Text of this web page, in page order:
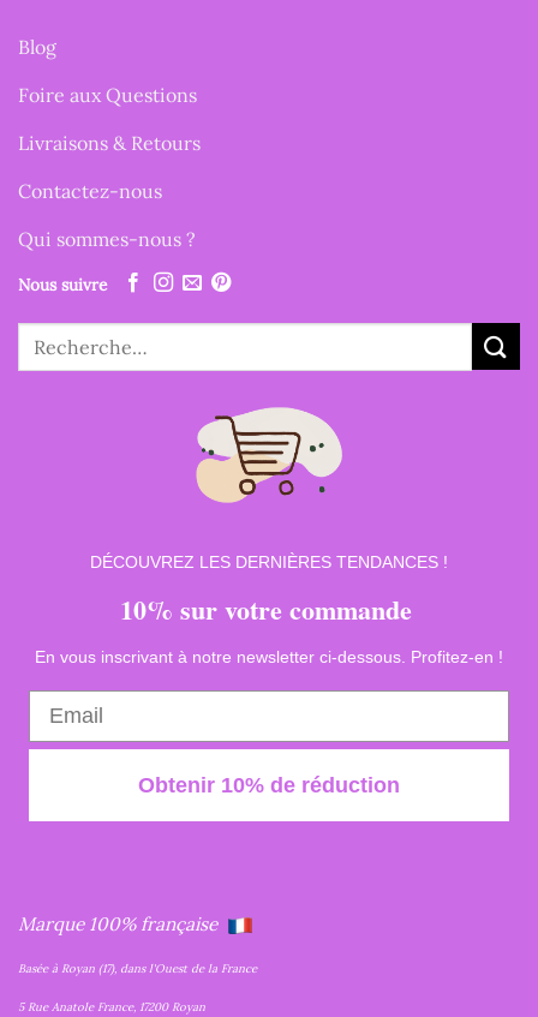
Blog
Foire aux Questions
Livraisons & Retours
Contactez-nous
Qui sommes-nous ?
Nous suivre
Recherche
pour :
DÉCOUVREZ LES DERNIÈRES TENDANCES !
10% sur votre commande
En vous inscrivant à notre newsletter ci-dessous. Profitez-en !
Obtenir 10% de réduction
Marque 100% française
Basée à Royan (17), dans l'Ouest de la France
5 Rue Anatole France, 17200 Royan